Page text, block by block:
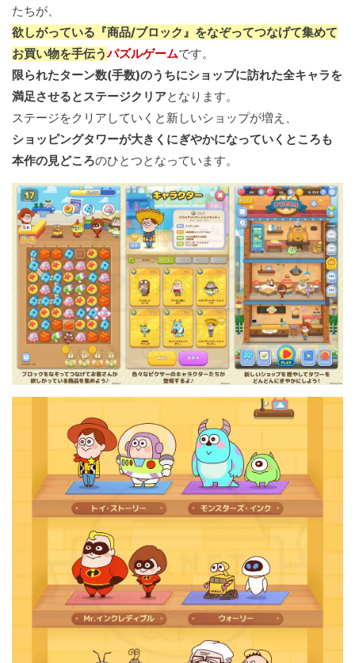
たちが、
欲しがっている『商品/ブロック』をなぞってつなげて集めて
お買い物を手伝うパズルゲームです。
限られたターン数(手数)のうちにショップに訪れた全キャラを
満足させるとステージクリアとなります。
ステージをクリアしていくと新しいショップが増え、
ショッピングタワーが大きくにぎやかになっていくところも
本作の見どころのひとつとなっています。